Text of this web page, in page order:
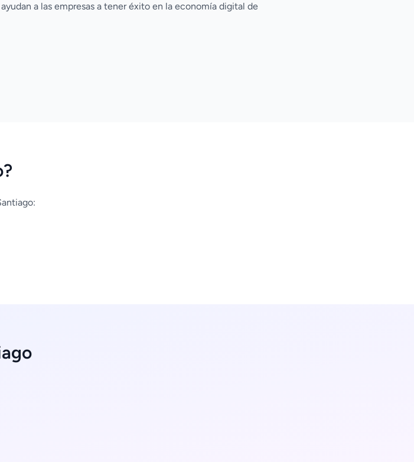
a las empresas a tener éxito en la economía digital de